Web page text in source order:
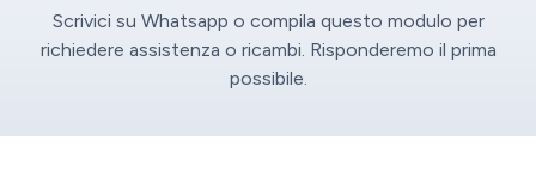
Scrivici su Whatsapp o compila questo modulo per
richiedere assistenza o ricambi. Risponderemo il prima
possibile.